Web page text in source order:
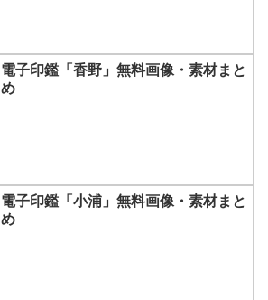
電子印鑑「香野」無料画像・素材まと
め
電子印鑑「小浦」無料画像・素材まと
め